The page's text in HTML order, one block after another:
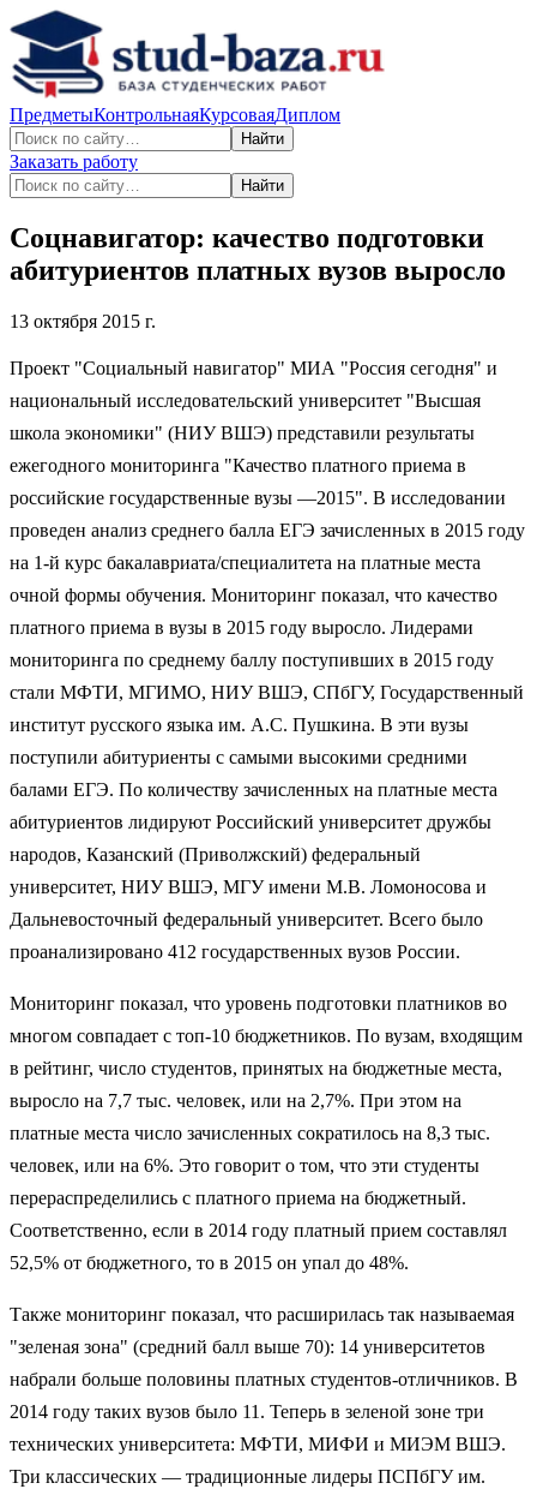
ПредметыКонтрольнаяКурсоваяДиплом
Найти
Заказать работу
Найти
Соцнавигатор: качество подготовки
абитуриентов платных вузов выросло
13 октября 2015 г.
Проект "Социальный навигатор" МИА "Россия сегодня" и
национальный исследовательский университет "Высшая
школа экономики" (НИУ ВШЭ) представили результаты
ежегодного мониторинга "Качество платного приема в
российские государственные вузы —2015". В исследовании
проведен анализ среднего балла ЕГЭ зачисленных в 2015 году
на 1-й курс бакалавриата/специалитета на платные места
очной формы обучения. Мониторинг показал, что качество
платного приема в вузы в 2015 году выросло. Лидерами
мониторинга по среднему баллу поступивших в 2015 году
стали МФТИ, МГИМО, НИУ ВШЭ, СПбГУ, Государственный
институт русского языка им. А.С. Пушкина. В эти вузы
поступили абитуриенты с самыми высокими средними
балами ЕГЭ. По количеству зачисленных на платные места
абитуриентов лидируют Российский университет дружбы
народов, Казанский (Приволжский) федеральный
университет, НИУ ВШЭ, МГУ имени М.В. Ломоносова и
Дальневосточный федеральный университет. Всего было
проанализировано 412 государственных вузов России.
Мониторинг показал, что уровень подготовки платников во
многом совпадает с топ-10 бюджетников. По вузам, входящим
в рейтинг, число студентов, принятых на бюджетные места,
выросло на 7,7 тыс. человек, или на 2,7%. При этом на
платные места число зачисленных сократилось на 8,3 тыс.
человек, или на 6%. Это говорит о том, что эти студенты
перераспределились с платного приема на бюджетный.
Соответственно, если в 2014 году платный прием составлял
52,5% от бюджетного, то в 2015 он упал до 48%.
Также мониторинг показал, что расширилась так называемая
"зеленая зона" (средний балл выше 70): 14 университетов
набрали больше половины платных студентов-отличников. В
2014 году таких вузов было 11. Теперь в зеленой зоне три
технических университета: МФТИ, МИФИ и МИЭМ ВШЭ.
Три классических — традиционные лидеры ПСПбГУ им.